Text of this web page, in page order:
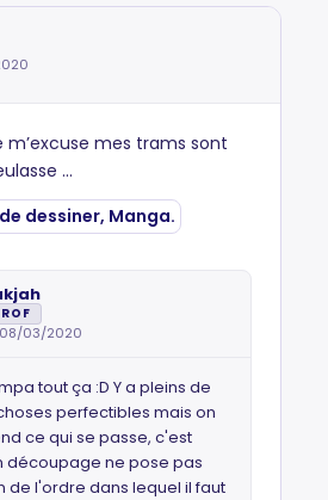
m’excuse mes trams sont
...
08/03/2020
tout ça :D Y a pleins de
perfectibles mais on
ce qui se passe, c'est
découpage ne pose pas
de l'ordre dans lequel il faut